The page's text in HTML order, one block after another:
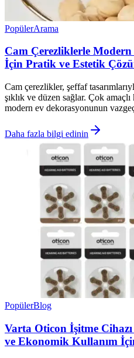
PopülerArama
Cam Çerezliklerle
İçin Pratik ve Estetik
Cam çerezlikler, şeffaf
şıklık ve düzen sağlar. Çok
modern ev dekorasyonunun
Daha fazla bilgi edinin
PopülerBlog
Varta Oticon İşitme
ve Ekonomik Kullanım